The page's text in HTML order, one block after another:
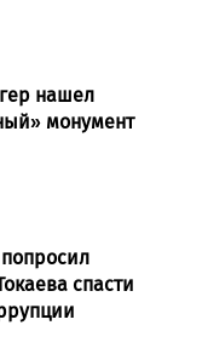
нашел
монумент
попросил
спасти